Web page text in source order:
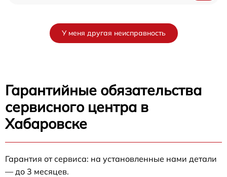
У меня другая неисправность
Гарантийные обязательства
сервисного центра в
Хабаровске
Гарантия от сервиса: на установленные нами детали
— до 3 месяцев.